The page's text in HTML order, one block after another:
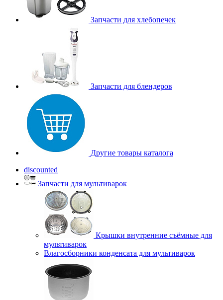
Запчасти для хлебопечек
Запчасти для блендеров
Другие товары каталога
discounted
Запчасти для мультиварок
Крышки внутренние съёмные для
мультиварок
Влагосборники конденсата для мультиварок